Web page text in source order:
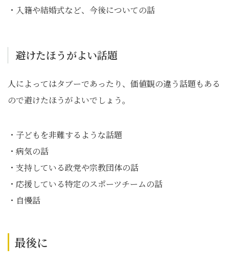
・入籍や結婚式など、今後についての話
避けたほうがよい話題
人によってはタブーであったり、価値観の違う話題もある
ので避けたほうがよいでしょう。
・子どもを非難するような話題
・病気の話
・支持している政党や宗教団体の話
・応援している特定のスポーツチームの話
・自慢話
最後に